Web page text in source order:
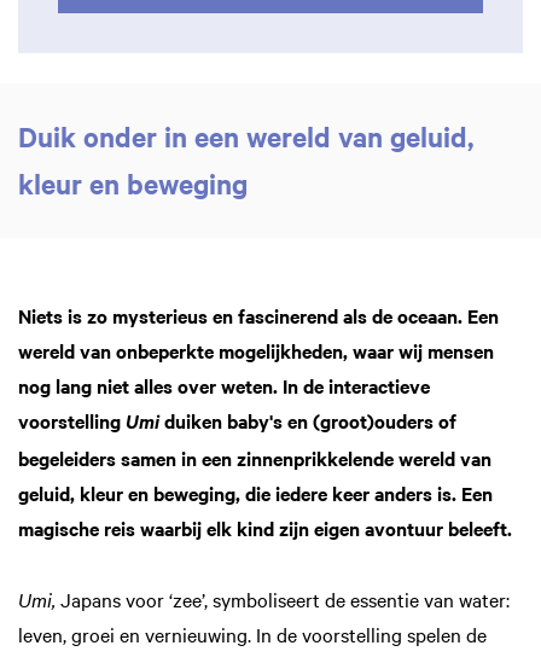
Duik onder in een wereld van geluid,
kleur en beweging
Niets is zo mysterieus en fascinerend als de oceaan. Een
wereld van onbeperkte mogelijkheden, waar wij mensen
nog lang niet alles over weten. In de interactieve
voorstelling Umiduiken baby's en (groot)ouders of
begeleiders samen in een zinnenprikkelende wereld van
geluid, kleur en beweging, die iedere keer anders is. Een
magische reis waarbij elk kind zijn eigen avontuur beleeft.
Umi, Japans voor ‘zee’, symboliseert de essentie van water:
leven, groei en vernieuwing. In de voorstelling spelen de